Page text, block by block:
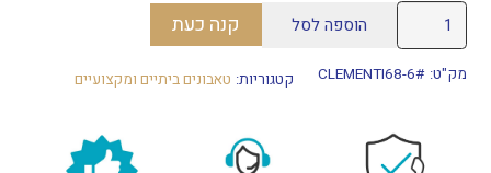
כמות
של
טאבון
CLEMENTI
FORNI
הוספה לסל קנה כעת
מק"ט: CLEMENTI68-6# קטגוריות: טאבונים ביתיים ומקצועיים